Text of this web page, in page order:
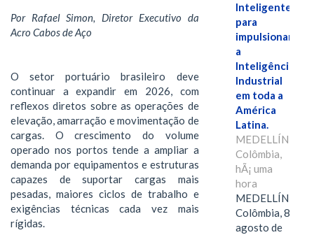
Por Rafael Simon, Diretor Executivo da
Acro Cabos de Aço
O setor portuário brasileiro deve
continuar a expandir em 2026, com
reflexos diretos sobre as operações de
elevação, amarração e movimentação de
cargas. O crescimento do volume
operado nos portos tende a ampliar a
demanda por equipamentos e estruturas
capazes de suportar cargas mais
pesadas, maiores ciclos de trabalho e
exigências técnicas cada vez mais
rígidas.
Inteligente"
para
impulsionar
a
Inteligência
Industrial
em toda a
América
Latina.
MEDELLÍN,
Colômbia,
hÃ¡ uma
hora
MEDELLÍN,
Colômbia, 8 de
agosto de